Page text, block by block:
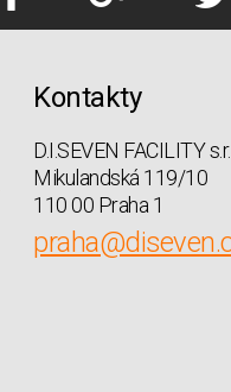
Kontakty
D.I.SEVEN FACILITY
Mikulandská 119/10
110 00 Praha 1